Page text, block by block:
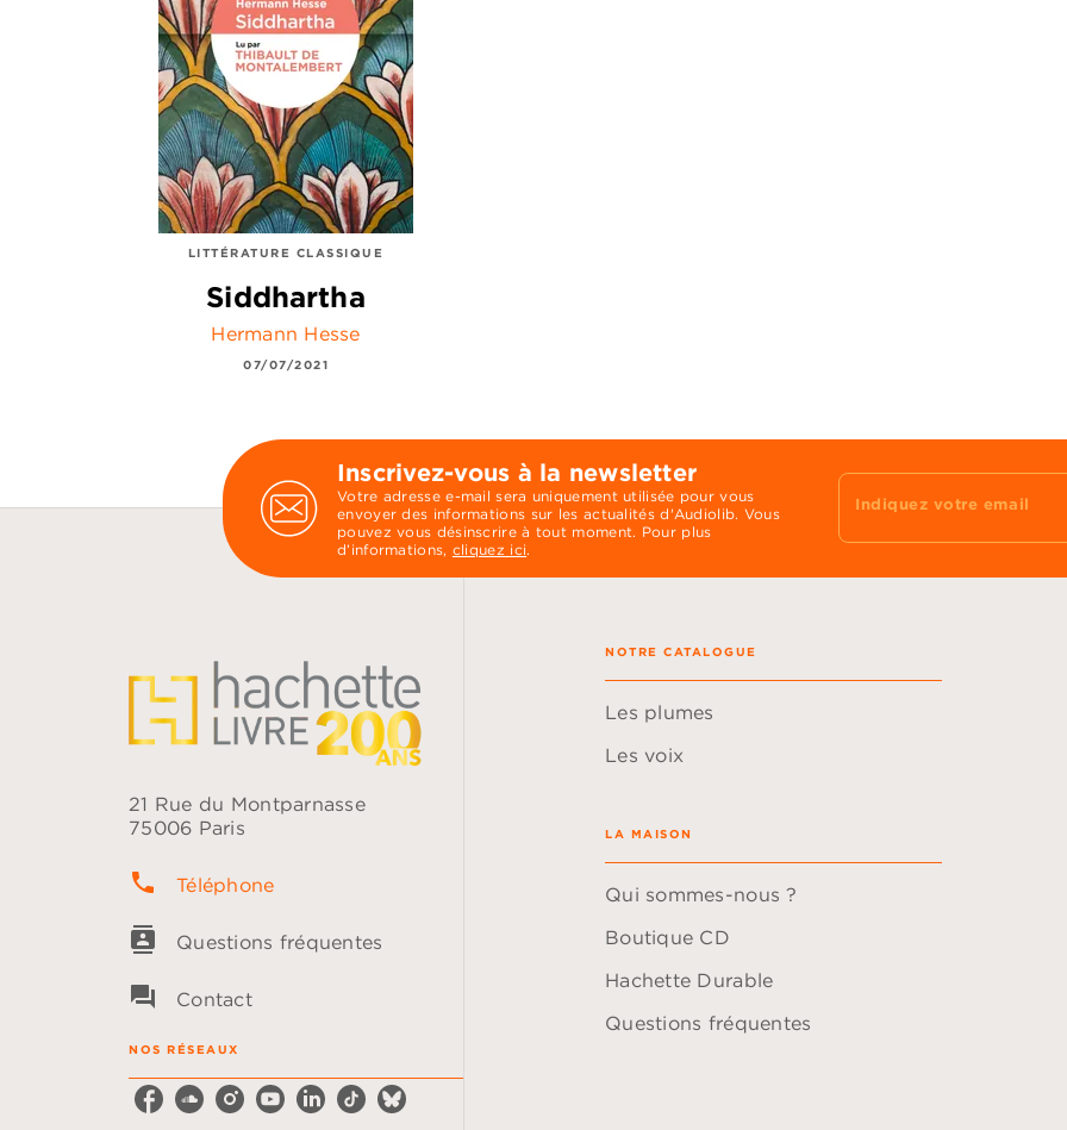
LITTÉRATURE CLASSIQUE
Siddhartha
Hermann Hesse
07/07/2021
Inscrivez-vous à la newsletter
Votre adresse e-mail sera uniquement utilisée pour vous
envoyer des informations sur les actualités d'Audiolib. Vous
pouvez vous désinscrire à tout moment. Pour plus
d’informations, cliquez ici.
Indiquez votre email
21 Rue du Montparnasse
75006 Paris
phone Téléphone
contacts Questions fréquentes
question_answer Contact
NOS RÉSEAUX
NOTRE CATALOGUE
Les plumes
Les voix
LA MAISON
Qui sommes-nous ?
Boutique CD
Hachette Durable
Questions fréquentes